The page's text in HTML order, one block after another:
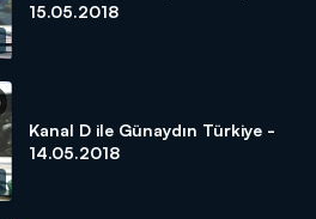
15.05.2018
Kanal D ile Günaydın Türkiye -
14.05.2018